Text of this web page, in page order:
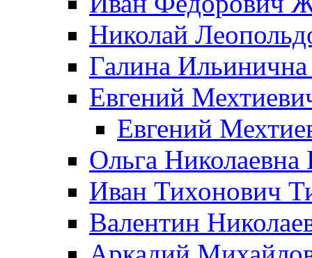
Николай
Галина
Евгений
Евгений
Ольга Николаевна
Иван Тихонович
Валентин